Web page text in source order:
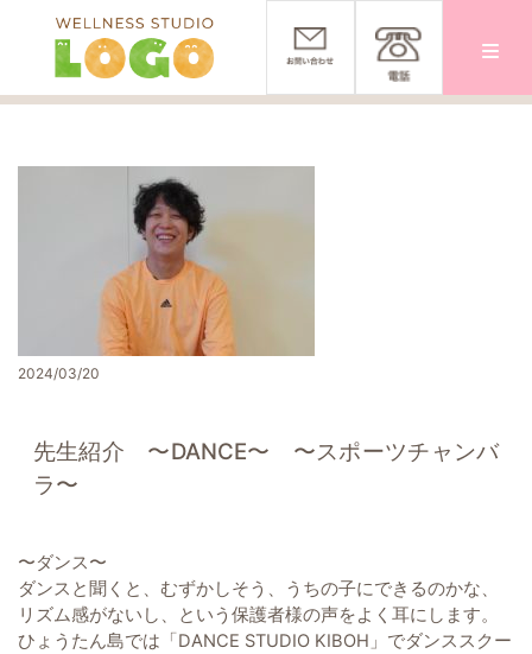
トップ〉全てのブログ一覧〉
先生紹介 〜DANCE〜 〜スポーツチャンバラ〜
2024/03/20
先生紹介 〜DANCE〜 〜スポーツチャンバ
ラ〜
〜ダンス〜
ダンスと聞くと、むずかしそう、うちの子にできるのかな、
リズム感がないし、という保護者様の声をよく耳にします。
ひょうたん島では「DANCE STUDIO KIBOH」でダンススクー
改装工事始まりました。»